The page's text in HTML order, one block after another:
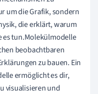
um die Grafik, sondern
die erklärt, warum
es tun.Molekülmodelle
beobachtbaren
zu bauen. Ein
ermöglicht es dir,
visualisieren und